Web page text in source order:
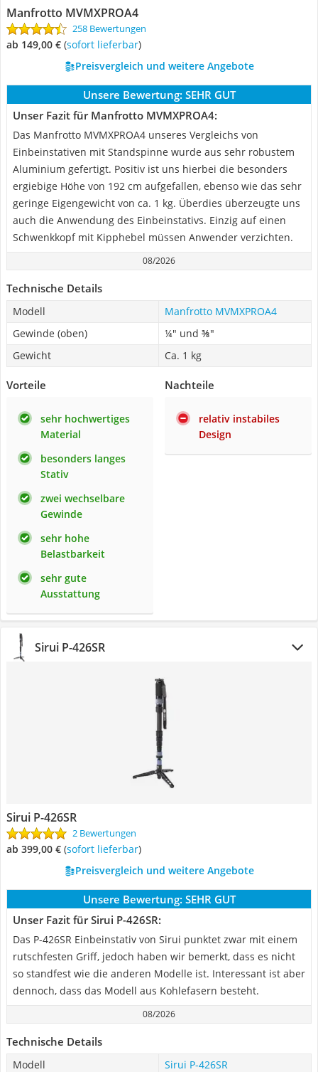
Manfrotto MVMXPROA4
258 Bewertungen
ab 149,00 € ( Sofort lieferbar)
Preisvergleich und weitere Angebote
Unsere Bewertung: SEHR GUT
Unser Fazit für Manfrotto MVMXPROA4:
Das Manfrotto MVMXPROA4 unseres Vergleichs von
Einbeinstativen mit Standspinne wurde aus sehr robustem
Aluminium gefertigt. Positiv ist uns hierbei die besonders
ergiebige Höhe von 192 cm aufgefallen, ebenso wie das sehr
geringe Eigengewicht von ca. 1 kg. Überdies überzeugte uns
auch die Anwendung des Einbeinstativs. Einzig auf einen
Schwenkkopf mit Kipphebel müssen Anwender verzichten.
08/2026
Technische Details
Modell
Manfrotto MVMXPROA4
Gewinde (oben)
¼" und ⅜"
Gewicht
Ca. 1 kg
Vorteile
sehr hochwertiges
Material
besonders langes
Stativ
zwei wechselbare
Gewinde
sehr hohe
Belastbarkeit
sehr gute
Ausstattung
Nachteile
relativ instabiles
Design
Sirui P-426SR
Sirui P-426SR
2 Bewertungen
ab 399,00 € ( Sofort lieferbar)
Preisvergleich und weitere Angebote
Unsere Bewertung: SEHR GUT
Unser Fazit für Sirui P-426SR:
Das P-426SR Einbeinstativ von Sirui punktet zwar mit einem
rutschfesten Griff, jedoch haben wir bemerkt, dass es nicht
so standfest wie die anderen Modelle ist. Interessant ist aber
dennoch, dass das Modell aus Kohlefasern besteht.
08/2026
Technische Details
Modell
Sirui P-426SR